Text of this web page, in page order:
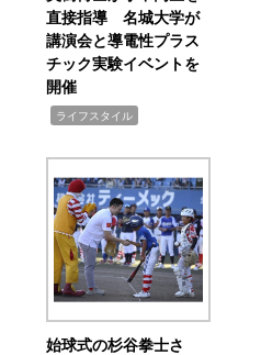
直接指導 名城大学が
講演会と導電性プラス
チック実験イベントを
開催
ライフスタイル
始球式の杉谷拳士さ